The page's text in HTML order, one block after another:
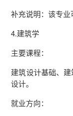
补充说明：该专
4.建筑学
主要课程：
建筑设计基础、
设计。
就业方向：